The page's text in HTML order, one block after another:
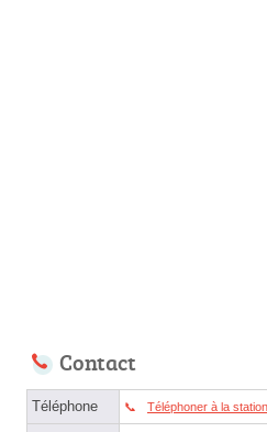
Contact
Téléphone Téléphoner à la